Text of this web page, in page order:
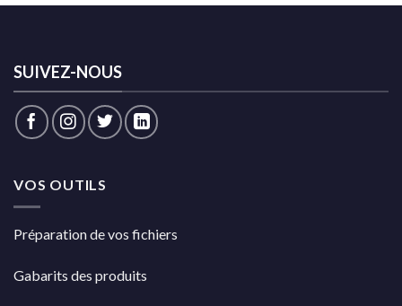
SUIVEZ-NOUS
VOS OUTILS
Préparation de vos fichiers
Gabarits des produits